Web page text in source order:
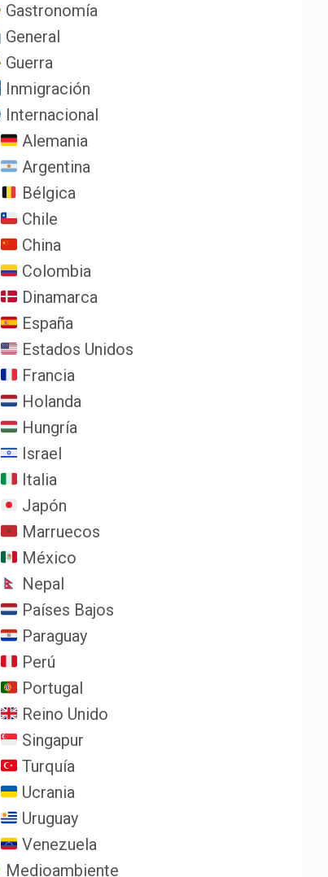
Gastronomía
General
Guerra
Inmigración
Internacional
Alemania
Argentina
Bélgica
Chile
China
Colombia
Dinamarca
España
Estados Unidos
Francia
Holanda
Hungría
Israel
Italia
Japón
Marruecos
México
Nepal
Países Bajos
Paraguay
Perú
Portugal
Reino Unido
Singapur
Turquía
Ucrania
Uruguay
Venezuela
Medioambiente